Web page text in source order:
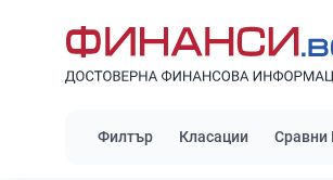
Филтър Класации Сравни